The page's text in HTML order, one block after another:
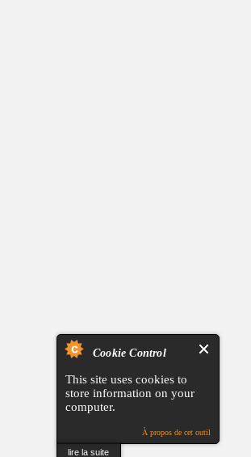
Cookie Control
This site uses cookies to
store information on your
computer.
À propos de cet outil
lire la suite